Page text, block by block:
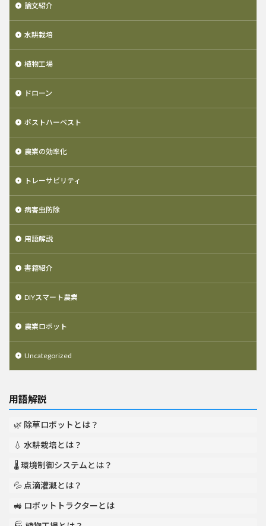
論文紹介
水耕栽培
植物工場
ドローン
ポストハーベスト
農業の効率化
トレーサビリティ
病害虫防除
用語解説
書籍紹介
DIYスマート農業
農業ロボット
Uncategorized
用語解説
🌿 除草ロボットとは？
💧 水耕栽培とは？
🌡️ 環境制御システムとは？
💦 点滴灌漑とは？
🚜 ロボットトラクターとは